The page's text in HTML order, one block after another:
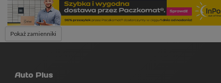
Pokaż zamienniki
Auto Plus